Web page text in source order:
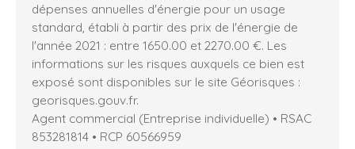
dépenses annuelles d'énergie pour un usage
standard, établi à partir des prix de l'énergie de
l'année 2021 : entre 1650.00 et 2270.00 €. Les
informations sur les risques auxquels ce bien est
exposé sont disponibles sur le site Géorisques :
georisques.gouv.fr.
Agent commercial (Entreprise individuelle) • RSAC
853281814 • RCP 60566959